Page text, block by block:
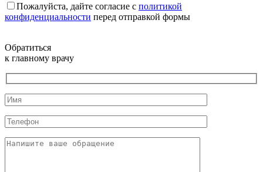
Пожалуйста, дайте согласие c политикой
конфиденциальности перед отправкой формы
Обратиться
к главному врачу